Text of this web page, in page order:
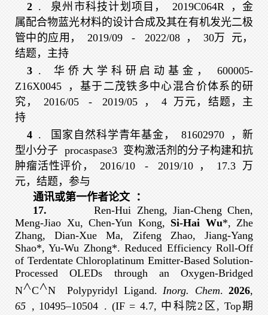
2 . 泉州市科技计划项目， 2019C064R
，金
属配合物蓝光材料的设计合成及其在有机发光二极
管中的应用，
2019/09 - 2022/08 ， 30万
元，
结题，主持
3 . 华侨大学科研启动基金，
600005-
Z16X0045
，基于二茂铁多中心混合价体系的研
究，
2016/05 - 2019/05 ， 4
万元，结题，主
持
4 . 国家自然科学青年基金， 81602970
，新
型小分子 procaspase3 变构激活剂的分子构建和抗
肿瘤活性评价，
2016/10 - 2019/10 ， 17.3 万
元，结题，参与
通讯或第一作者论文
：
17.
Ren-Hui Zheng, Jian-Cheng Chen,
Meng-Jiao Xu, Chen-Yun Kong, Si-Hai Wu*, Zhe
Zhang, Dian-Xue Ma, Zifeng Zhao, Jiang-Yang
Shao*, Yu-Wu Zhong*. Reduced Efficiency Roll-Off
of Terdentate Chloroplatinum Emitter-Based Solution-
Processed OLEDs through an Oxygen-Bridged
N∧C∧N Polypyridyl Ligand. Inorg. Chem. 2026,
65 , 10495–10504 . (IF = 4.7, 中科院2区, Top期